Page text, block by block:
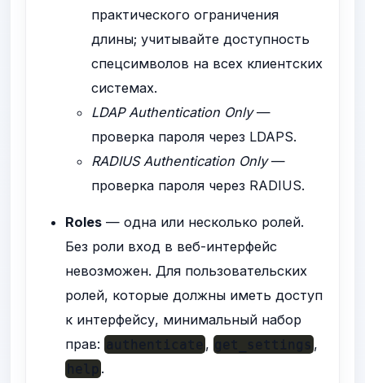
практического ограничения
длины; учитывайте доступность
спецсимволов на всех клиентских
системах.
LDAP Authentication Only—
проверка пароля через LDAPS.
RADIUS Authentication Only—
проверка пароля через RADIUS.
Roles — одна или несколько ролей.
Без роли вход в веб-интерфейс
невозможен. Для пользовательских
ролей, которые должны иметь доступ
к интерфейсу, минимальный набор
прав:authenticate, get_settings ,
help.